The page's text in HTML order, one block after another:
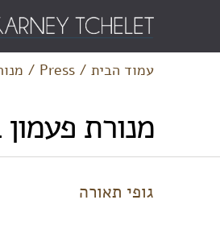
עמוד הבית /
Press
/
מנורת
גופי תאורה